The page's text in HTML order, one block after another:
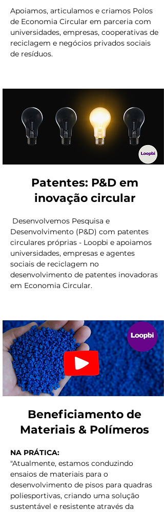
Apoiamos, articulamos e criamos Polos
de Economia Circular em parceria com
universidades, empresas, cooperativas de
reciclagem e negócios privados sociais
de resíduos.
Patentes: P&D em
inovação circular
Desenvolvemos Pesquisa e
Desenvolvimento (P&D) com patentes
circulares próprias - Loopbi e apoiamos
universidades, empresas e agentes
sociais de reciclagem no
desenvolvimento de patentes inovadoras
em Economia Circular.
Beneficiamento de
Materiais & Polímeros
NA PRÁTICA:
"Atualmente, estamos conduzindo
ensaios de materiais para o
desenvolvimento de pisos para quadras
poliesportivas, criando uma solução
sustentável e resistente através da